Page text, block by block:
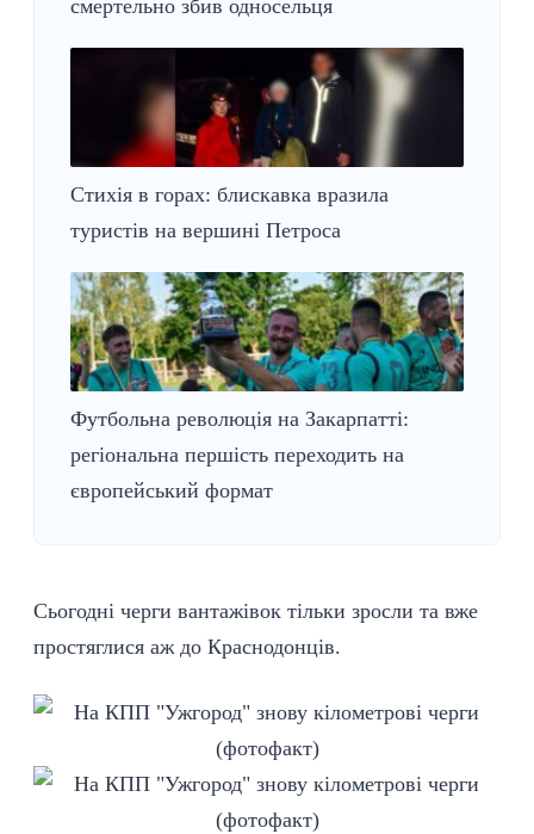
смертельно збив односельця
Стихія в горах: блискавка вразила
туристів на вершині Петроса
Футбольна революція на Закарпатті:
регіональна першість переходить на
європейський формат
Сьогодні черги вантажівок тільки зросли та вже
простяглися аж до Краснодонців.